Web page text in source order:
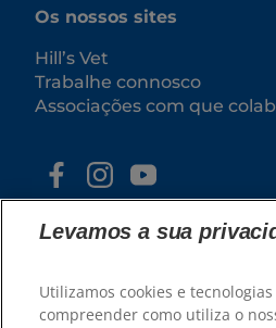
Os nossos sites
Hill’s Vet
Trabalhe connosco
Associações com que
Levamos a sua
Utilizamos cookies e
compreender como utiliza o